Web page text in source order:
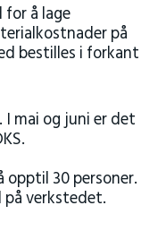
å lage
på
bestilles i forkant
mai og juni er det
opptil 30 personer.
verkstedet.